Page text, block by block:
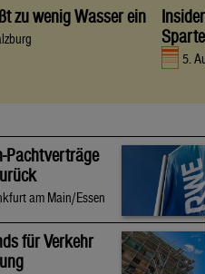
zu wenig Wasser ein
5.
Pachtverträge
am Main/Essen
für Verkehr